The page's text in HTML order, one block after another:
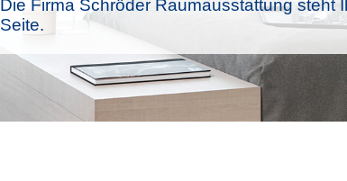
Die Firma Schröder Raumausstattung
Seite.